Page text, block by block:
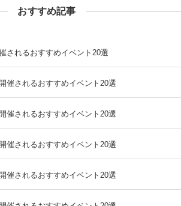
おすすめ記事
されるおすすめイベント20選
催されるおすすめイベント20選
催されるおすすめイベント20選
催されるおすすめイベント20選
催されるおすすめイベント20選